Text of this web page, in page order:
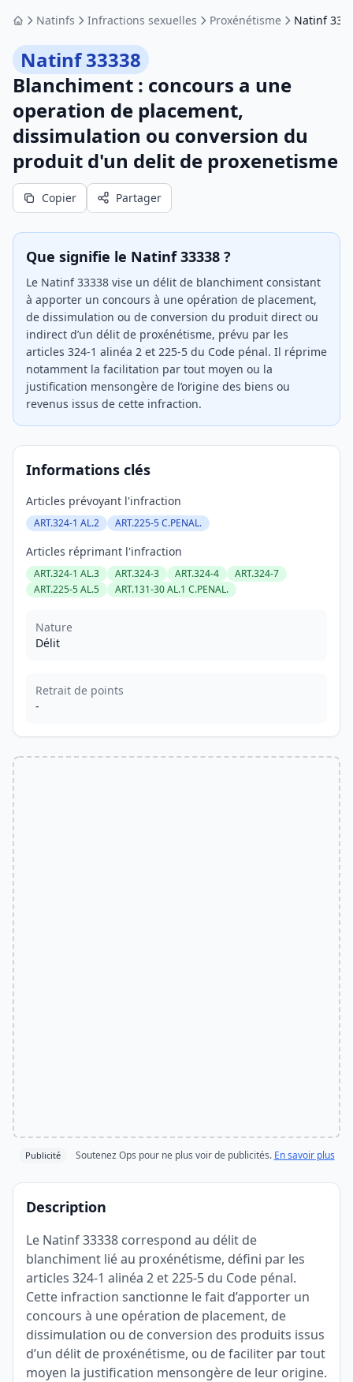
AccueilNatinfs Infractions sexuelles Proxénétisme Natinf
Natinf 33338
Blanchiment : concours a une
operation de placement,
dissimulation ou conversion du
produit d'un delit de proxenetisme
Copier Partager
Que signifie le Natinf 33338 ?
Le Natinf 33338 vise un délit de blanchiment consistant
à apporter un concours à une opération de placement,
de dissimulation ou de conversion du produit direct ou
indirect d’un délit de proxénétisme, prévu par les
articles 324-1 alinéa 2 et 225-5 du Code pénal. Il réprime
notamment la facilitation par tout moyen ou la
justification mensongère de l’origine des biens ou
revenus issus de cette infraction.
Informations clés
Articles prévoyant l'infraction
ART.324-1 AL.2 ART.225-5 C.PENAL.
Articles réprimant l'infraction
ART.324-1 AL.3 ART.324-3 ART.324-4
ART.324-7
ART.225-5 AL.5
ART.131-30 AL.1 C.PENAL.
Nature
Délit
Retrait de points
-
Publicité Soutenez Ops pour ne plus voir de publicités. En savoir plus
Description
Le Natinf 33338 correspond au délit de
blanchiment lié au proxénétisme, défini par les
articles 324-1 alinéa 2 et 225-5 du Code pénal.
Cette infraction sanctionne le fait d’apporter un
concours à une opération de placement, de
dissimulation ou de conversion des produits issus
d’un délit de proxénétisme, ou de faciliter par tout
moyen la justification mensongère de leur origine.